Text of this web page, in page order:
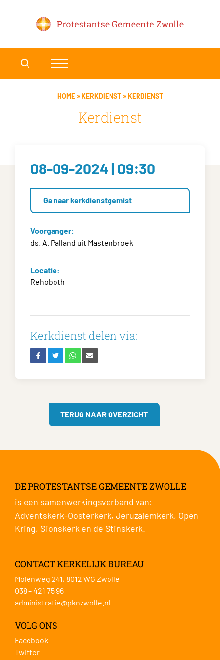
HOME»KERKDIENST»KERDIENST
Kerdienst
08-09-2024 | 09:30
Ga naar kerkdienstgemist
Voorganger:
ds. A. Palland uit Mastenbroek
Locatie:
Rehoboth
Kerkdienst delen via:
TERUG NAAR OVERZICHT
DE PROTESTANTSE GEMEENTE ZWOLLE
is een samenwerkingsverband van:
Adventskerk-Oosterkerk, Jeruzalemkerk, Open
Kring, Sionskerk en de Stinskerk.
CONTACT KERKELIJK BUREAU
Molenweg 241, 8012 WG Zwolle
038 – 421 75 96
administratie@pknzwolle.nl
VOLG ONS
Facebook
Twitter